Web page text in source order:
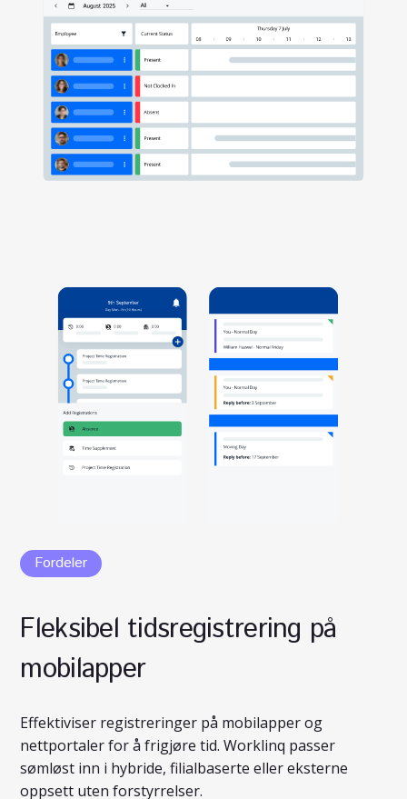
Fordeler
Fleksibel tidsregistrering på
mobilapper
Effektiviser registreringer på mobilapper og
nettportaler for å frigjøre tid. Worklinq passer
sømløst inn i hybride, filialbaserte eller eksterne
oppsett uten forstyrrelser.